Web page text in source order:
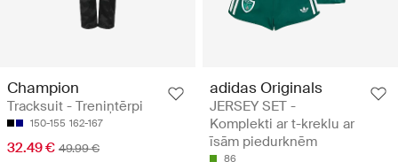
Champion
Tracksuit - Treniņtērpi
150-155 162-167
32.49 € 49.99 €
adidas Originals
JERSEY SET -
Komplekti ar t-kreklu ar
īsām piedurknēm
86